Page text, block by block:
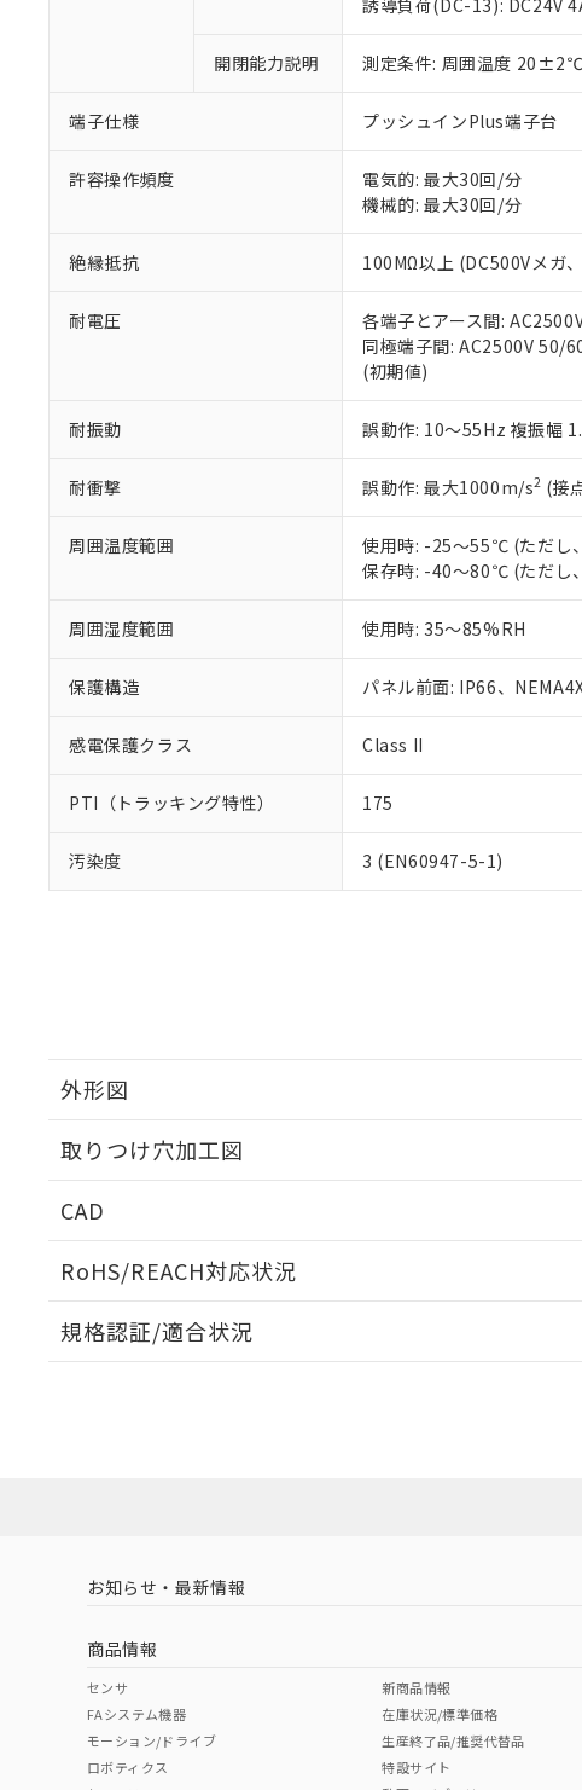
誘導負荷(DC-13): DC24V
開閉能力説明 測定条件: 周囲温度
端子仕様 プッシュインPlus端子台
許容操作頻度
電気的: 最大30回/分
機械的: 最大30回/分
絶縁抵抗 100MΩ以上 (DC500Vメガ
耐電圧
各端子とアース間:
同極端子間: AC2500V 50/
(初期値)
耐振動 誤動作: 10～55Hz 複振幅
耐衝撃 誤動作: 最大1000m/s2 (接
周囲温度範囲
使用時: -25～55℃ (ただし
保存時: -40～80℃ (ただし
周囲湿度範囲 使用時: 35～85%RH
保護構造 パネル前面: IP66、
感電保護クラス Class II
PTI（トラッキング特性） 175
汚染度 3 (EN60947-5-1)
外形図
取りつけ穴加工図
CAD
RoHS/REACH対応状況
EU RoHS 注意事項・凡例
中国 RoHS 注意事項・凡例
中国 RoHS表
Pb Hg Cr(VI)
規格認証/適合状況
ている必要があり
お客様が当ウェブ
が、当社の製品・
さい。
※当社の共同利用
※3 非含有証明書ダ
下記の非含有証明書を
51物質の非含有証明書
※本証明書は発行日時点
また、RoHS指令のフ
混在することから備考
既に当社にて対応品へ
り割愛しております。
味します。
白
お知らせ・最新情報
商品情報
センサ
FAシステム機器
モーション/ドライブ
ロボティクス
新商品情報
在庫状況/標準価格
生産終了品/推奨代替品
特設サイト